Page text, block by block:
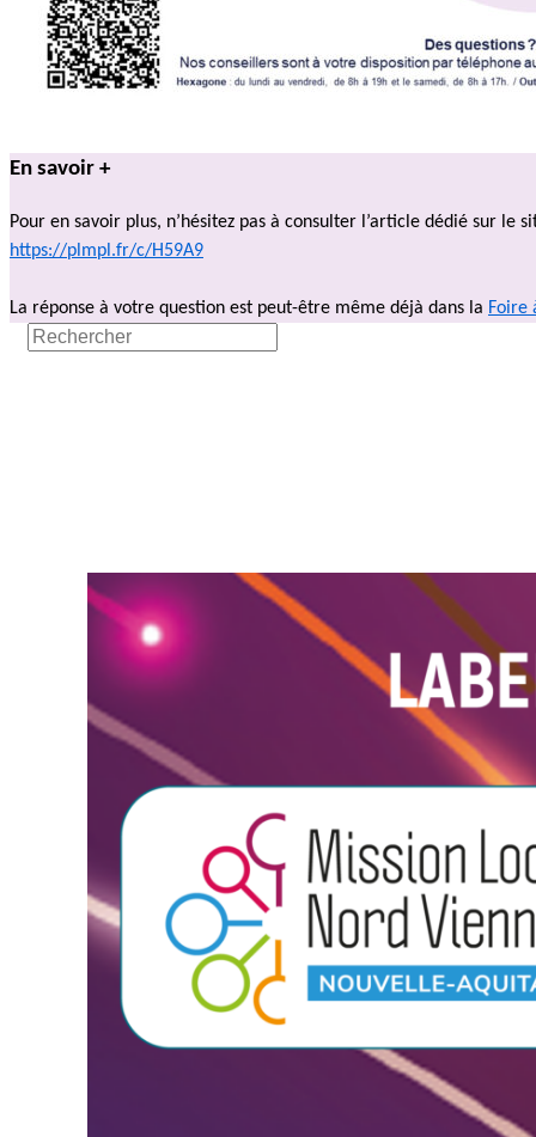
En savoir +
Pour en savoir plus, n’hésitez pas à consulter l’article dédié sur le
https://plmpl.fr/c/H59A9
La réponse à votre question est peut-être même déjà dans la Foire